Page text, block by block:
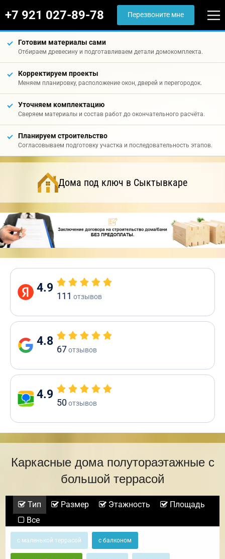
+7 921 027-89-78 Перезвоните мне
Готовим материалы сами
Отбираем древесину и подготавливаем детали домокомплекта.
Корректируем проекты
Меняем планировку, расположение окон, дверей и перегородок.
Уточняем комплектацию
Сверяем материалы и состав работ до окончательного расчёта.
Планируем строительство
Согласовываем подготовку участка и последовательность этапов.
Дома под ключ в Сыктывкаре
4.9
111 отзывов
4.8
67отзывов
4.9
50отзывов
Каркасные дома полутораэтажные с
большой террасой
Тип Размер Этажность
Площадь
Все
с маленькой террасой с балконом